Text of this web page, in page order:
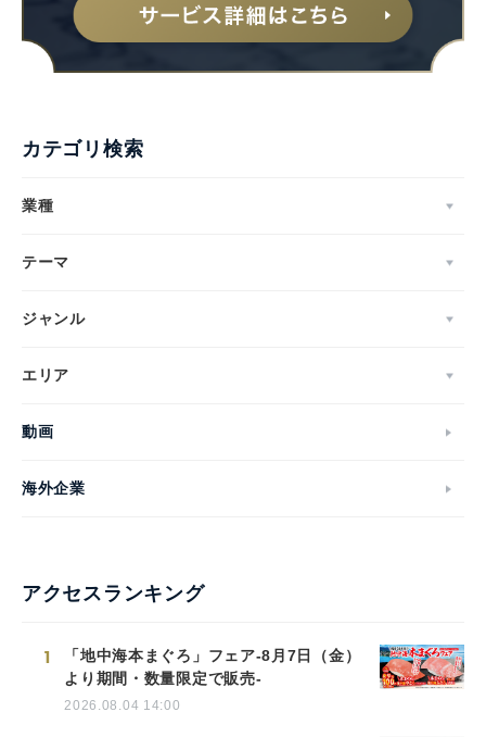
カテゴリ検索
業種
テーマ
ジャンル
エリア
動画
海外企業
アクセスランキング
1
「地中海本まぐろ」フェア-8月7日（金）
より期間・数量限定で販売-
2026.08.04 14:00